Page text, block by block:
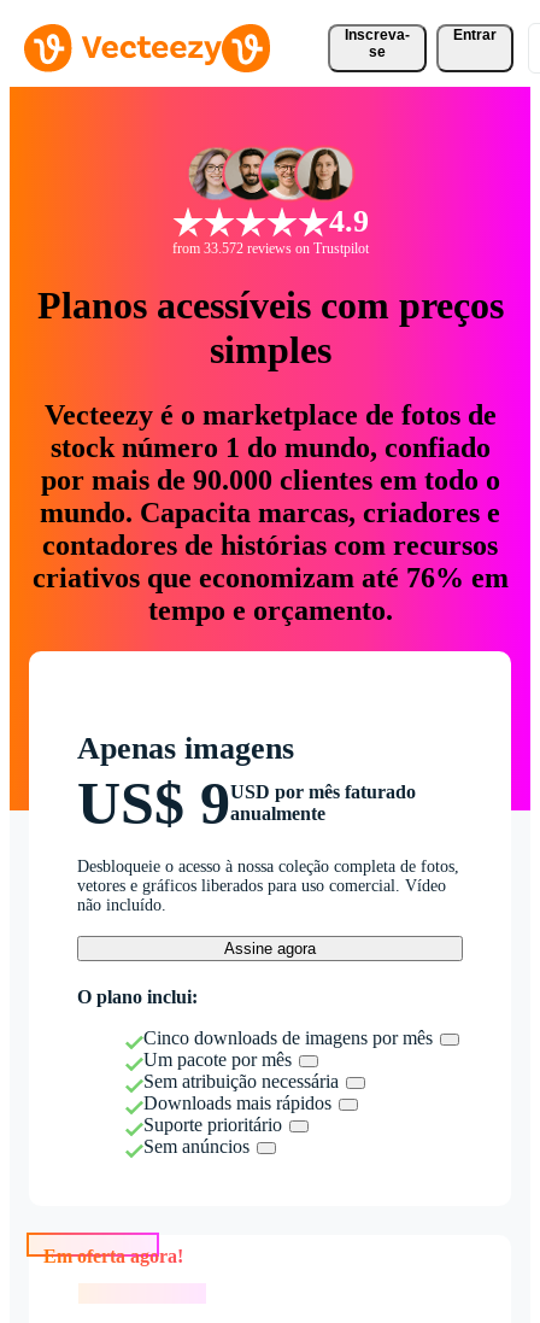
Inscreva-
se
Entrar
4.9
from 33.572 reviews on Trustpilot
Planos acessíveis com preços
simples
Vecteezy é o marketplace de fotos de
stock número 1 do mundo, confiado
por mais de 90.000 clientes em todo o
mundo. Capacita marcas, criadores e
contadores de histórias com recursos
criativos que economizam até 76% em
tempo e orçamento.
Apenas imagens
US$ 9USD por mês faturado
anualmente
Desbloqueie o acesso à nossa coleção completa de fotos,
vetores e gráficos liberados para uso comercial. Vídeo
não incluído.
Assine agora
O plano inclui:
Cinco downloads de imagens por mês
Um pacote por mês
Sem atribuição necessária
Downloads mais rápidos
Suporte prioritário
Sem anúncios